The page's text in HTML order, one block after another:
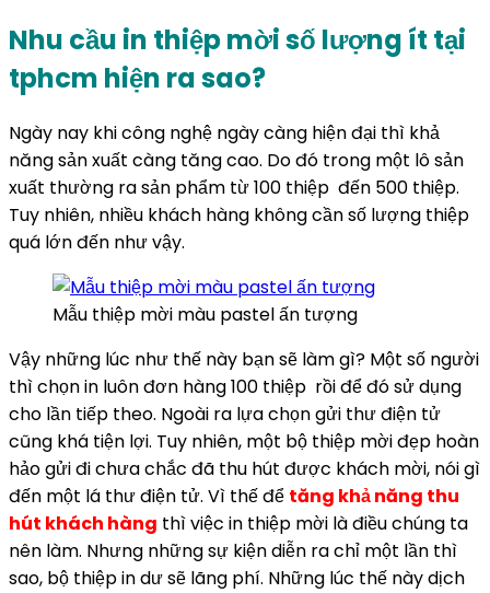
Nhu cầu in thiệp mời số lượng ít tại
tphcm hiện ra sao?
Ngày nay khi công nghệ ngày càng hiện đại thì khả
năng sản xuất càng tăng cao. Do đó trong một lô sản
xuất thường ra sản phẩm từ 100 thiệp đến 500 thiệp.
Tuy nhiên, nhiều khách hàng không cần số lượng thiệp
quá lớn đến như vậy.
Mẫu thiệp mời màu pastel ấn tượng
Vậy những lúc như thế này bạn sẽ làm gì? Một số người
thì chọn in luôn đơn hàng 100 thiệp rồi để đó sử dụng
cho lần tiếp theo. Ngoài ra lựa chọn gửi thư điện tử
cũng khá tiện lợi. Tuy nhiên, một bộ thiệp mời đẹp hoàn
hảo gửi đi chưa chắc đã thu hút được khách mời, nói gì
đến một lá thư điện tử. Vì thế để tăng khả năng thu
hút khách hàng thì việc in thiệp mời là điều chúng ta
nên làm. Nhưng những sự kiện diễn ra chỉ một lần thì
sao, bộ thiệp in dư sẽ lãng phí. Những lúc thế này dịch